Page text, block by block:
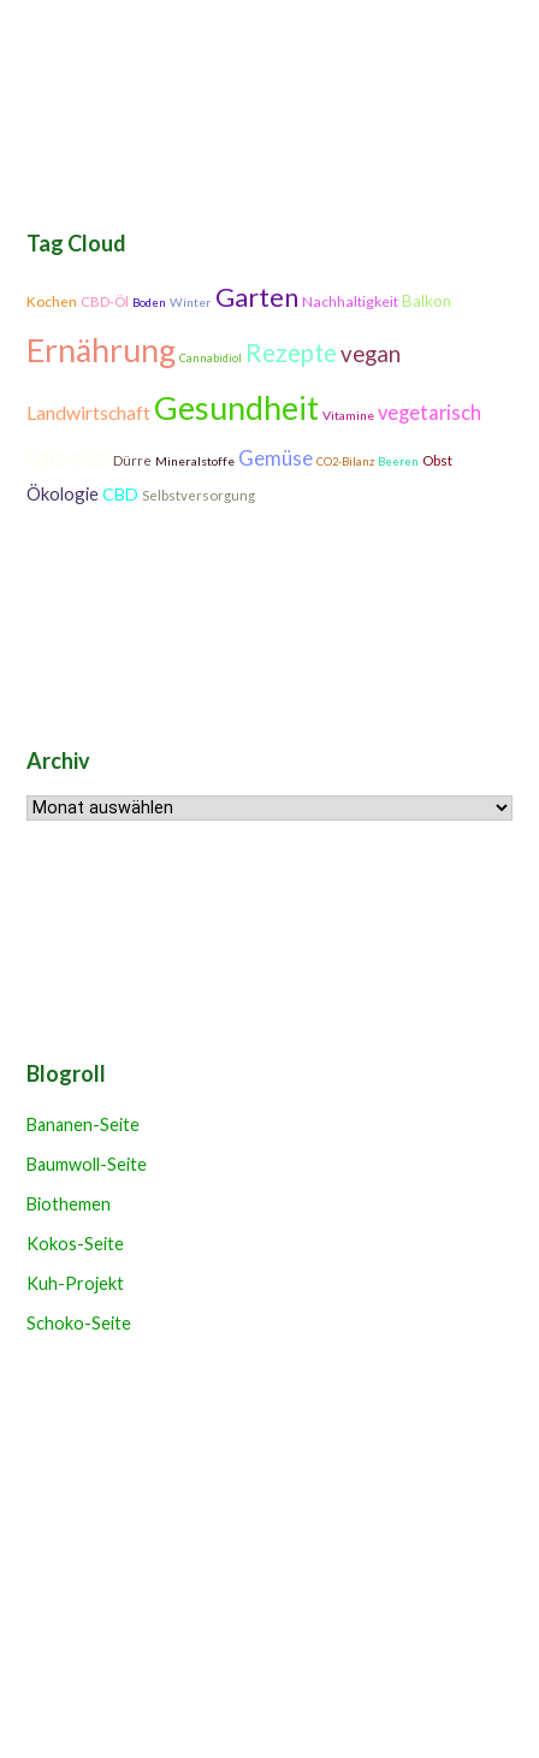
Tag Cloud
Kochen CBD-Öl Boden Winter Garten Nachhaltigkeit Balkon
Ernährung Cannabidiol Rezeptevegan
Landwirtschaft Gesundheit Vitamine vegetarisch
Dürre Mineralstoffe Gemüse CO2-Bilanz Beeren Obst
ÖkologieCBD Selbstversorgung
Archiv
Archiv
Blogroll
Bananen-Seite
Baumwoll-Seite
Biothemen
Kokos-Seite
Kuh-Projekt
Schoko-Seite